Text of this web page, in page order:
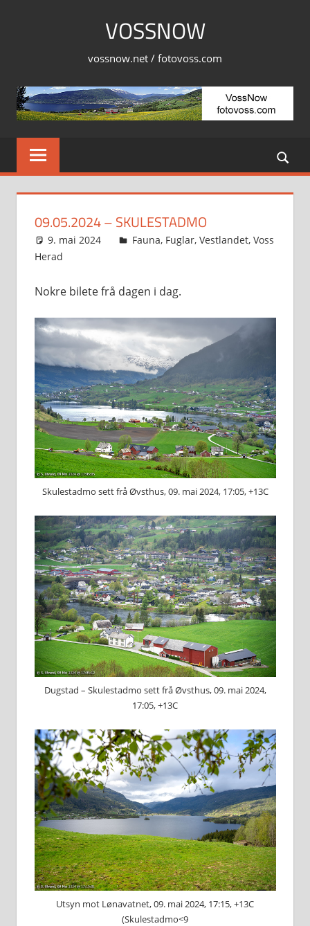
VOSSNOW
vossnow.net / fotovoss.com
09.05.2024 – SKULESTADMO
9. mai 2024 Svein
Fauna, Fuglar, Vestlandet, Voss
Herad
Nokre bilete frå dagen i dag.
Skulestadmo sett frå Øvsthus, 09. mai 2024, 17:05, +13C
Dugstad – Skulestadmo sett frå Øvsthus, 09. mai 2024,
17:05, +13C
Utsyn mot Lønavatnet, 09. mai 2024, 17:15, +13C
(Skulestadmo<9